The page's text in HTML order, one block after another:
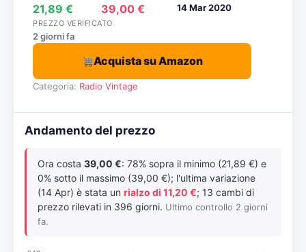
21,89 € 39,00 € 14 Mar 2020
PREZZO VERIFICATO
2 giorni fa
Acquista su Amazon
Categoria: Radio Vintage
Andamento del prezzo
Ora costa 39,00 €: 78% sopra il minimo (21,89 €) e
0% sotto il massimo (39,00 €); l'ultima variazione
(14 Apr) è stata un rialzo di 11,20 €; 13 cambi di
prezzo rilevati in 396 giorni. Ultimo controllo 2 giorni
fa.